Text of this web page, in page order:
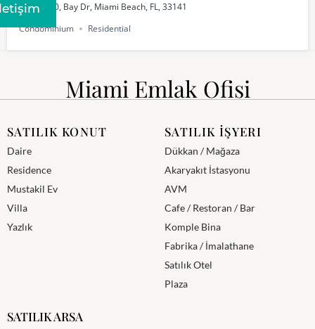
PH1, 1930, Bay Dr, Miami Beach, FL, 33141
Condominium
Residential
Miami Emlak Ofisi
SATILIK KONUT
Daire
Residence
Mustakil Ev
Villa
Yazlık
SATILIK İŞYERI
Dükkan / Mağaza
Akaryakıt İstasyonu
AVM
Cafe / Restoran / Bar
Komple Bina
Fabrika / İmalathane
Satılık Otel
Plaza
SATILIK ARSA